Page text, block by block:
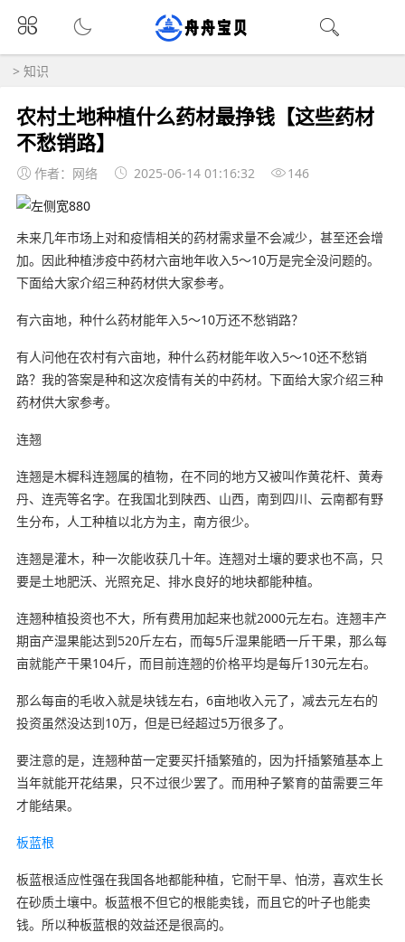
> 知识
农村土地种植什么药材最挣钱【这些药材
不愁销路】
作者：网络 2025-06-14 01:16:32 146
未来几年市场上对和疫情相关的药材需求量不会减少，甚至还会增
加。因此种植涉疫中药材六亩地年收入5～10万是完全没问题的。
下面给大家介绍三种药材供大家参考。
有六亩地，种什么药材能年入5～10万还不愁销路？
有人问他在农村有六亩地，种什么药材能年收入5～10还不愁销
路？我的答案是种和这次疫情有关的中药材。下面给大家介绍三种
药材供大家参考。
连翘
连翘是木樨科连翘属的植物，在不同的地方又被叫作黄花杆、黄寿
丹、连壳等名字。在我国北到陕西、山西，南到四川、云南都有野
生分布，人工种植以北方为主，南方很少。
连翘是灌木，种一次能收获几十年。连翘对土壤的要求也不高，只
要是土地肥沃、光照充足、排水良好的地块都能种植。
连翘种植投资也不大，所有费用加起来也就2000元左右。连翘丰产
期亩产湿果能达到520斤左右，而每5斤湿果能晒一斤干果，那么每
亩就能产干果104斤，而目前连翘的价格平均是每斤130元左右。
那么每亩的毛收入就是块钱左右，6亩地收入元了，减去元左右的
投资虽然没达到10万，但是已经超过5万很多了。
要注意的是，连翘种苗一定要买扦插繁殖的，因为扦插繁殖基本上
当年就能开花结果，只不过很少罢了。而用种子繁育的苗需要三年
才能结果。
板蓝根
板蓝根适应性强在我国各地都能种植，它耐干旱、怕涝，喜欢生长
在砂质土壤中。板蓝根不但它的根能卖钱，而且它的叶子也能卖
钱。所以种板蓝根的效益还是很高的。